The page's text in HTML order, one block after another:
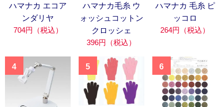
ハマナカ エコア
ンダリヤ
704円（税込）
ハマナカ毛糸 ウ
ォッシュコットン
クロッシェ
396円（税込）
ハマナカ 毛糸 ピ
ッコロ
264円（税込）
4 5 6